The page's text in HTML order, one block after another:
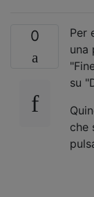
0
Per
una
su
che